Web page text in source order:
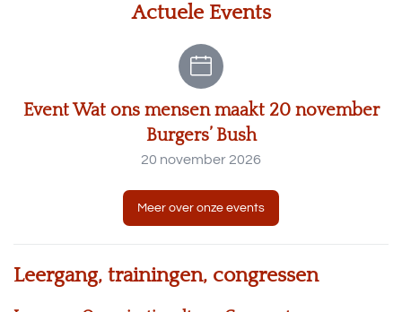
Actuele Events
Event Wat ons mensen maakt 20 november
Burgers’ Bush
20 november 2026
Meer over onze events
Leergang, trainingen, congressen